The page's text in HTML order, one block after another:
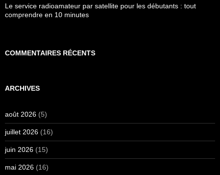
Le service radioamateur par satellite pour les débutants : tout
comprendre en 10 minutes
COMMENTAIRES RÉCENTS
ARCHIVES
août 2026 (5)
juillet 2026 (16)
juin 2026 (15)
mai 2026 (16)